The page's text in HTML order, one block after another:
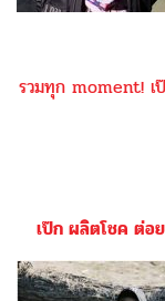
รวมทุก moment! เ
เป๊ก ผลิตโชค ต่อ